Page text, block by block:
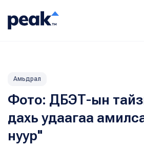
Амьдрал
Фото: ДБЭТ-ын
дахь удаагаа
нуур"